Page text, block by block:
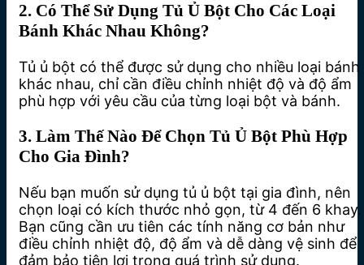
2. Có Thể Sử Dụng Tủ Ủ Bột Cho Các Loại
Bánh Khác Nhau Không?
Tủ ủ bột có thể được sử dụng cho nhiều loại bánh
khác nhau, chỉ cần điều chỉnh nhiệt độ và độ ẩm
phù hợp với yêu cầu của từng loại bột và bánh.
3. Làm Thế Nào Để Chọn Tủ Ủ Bột Phù Hợp
Cho Gia Đình?
Nếu bạn muốn sử dụng tủ ủ bột tại gia đình, nên
chọn loại có kích thước nhỏ gọn, từ 4 đến 6 khay.
Bạn cũng cần ưu tiên các tính năng cơ bản như
điều chỉnh nhiệt độ, độ ẩm và dễ dàng vệ sinh để
đảm bảo tiện lợi trong quá trình sử dụng.